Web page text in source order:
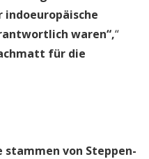
waren“,“
für die
stammen von Steppen-